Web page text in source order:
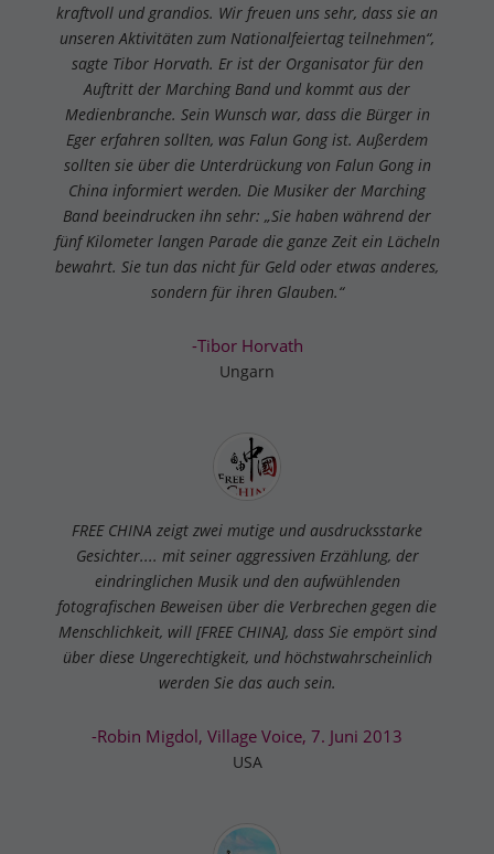
kraftvoll und grandios. Wir freuen uns sehr, dass sie an
unseren Aktivitäten zum Nationalfeiertag teilnehmen“,
sagte Tibor Horvath. Er ist der Organisator für den
Auftritt der Marching Band und kommt aus der
Medienbranche. Sein Wunsch war, dass die Bürger in
Eger erfahren sollten, was Falun Gong ist. Außerdem
sollten sie über die Unterdrückung von Falun Gong in
China informiert werden. Die Musiker der Marching
Band beeindrucken ihn sehr: „Sie haben während der
fünf Kilometer langen Parade die ganze Zeit ein Lächeln
bewahrt. Sie tun das nicht für Geld oder etwas anderes,
sondern für ihren Glauben.“
-Tibor Horvath
Ungarn
FREE CHINA zeigt zwei mutige und ausdrucksstarke
Gesichter.... mit seiner aggressiven Erzählung, der
eindringlichen Musik und den aufwühlenden
fotografischen Beweisen über die Verbrechen gegen die
Menschlichkeit, will [FREE CHINA], dass Sie empört sind
über diese Ungerechtigkeit, und höchstwahrscheinlich
werden Sie das auch sein.
-Robin Migdol, Village Voice, 7. Juni 2013
USA